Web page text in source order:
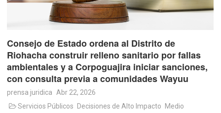
Consejo de Estado ordena al Distrito de
Riohacha construir relleno sanitario por fallas
ambientales y a Corpoguajira iniciar sanciones,
con consulta previa a comunidades Wayuu
prensa juridica
Abr 22, 2026
Servicios Públicos
Decisiones de Alto Impacto
Medio